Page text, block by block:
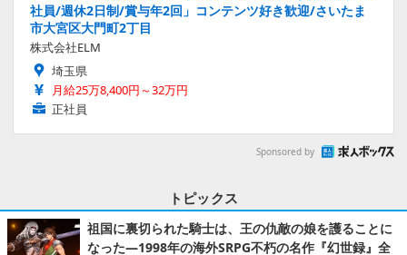
社員/週休2日制/賞与年2回」コンテンツ好き歓迎/さいたま
市大宮区大門町2丁目
株式会社ELM
埼玉県
月給25万8,400円～32万円
正社員
Sponsored by
トピックス
祖国に裏切られた騎士は、王の仇敵の娘を護ることに
なった―1998年の海外SRPG不朽の名作『幻世録』全